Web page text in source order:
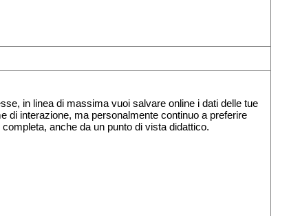
in linea di massima vuoi salvare online i dati delle tue
di interazione, ma personalmente continuo a preferire
anche da un punto di vista didattico.